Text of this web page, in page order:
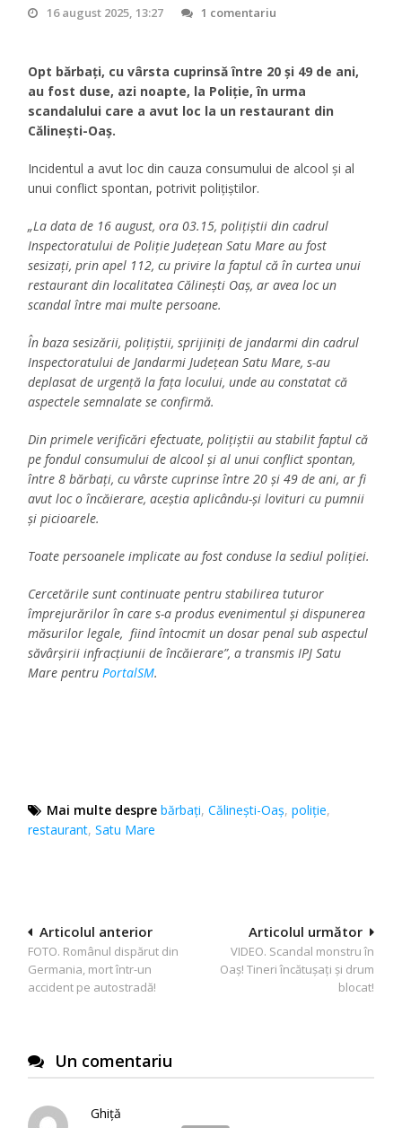
16 august 2025, 13:27 1 comentariu
Opt bărbați, cu vârsta cuprinsă între 20 și 49 de ani,
au fost duse, azi noapte, la Poliție, în urma
scandalului care a avut loc la un restaurant din
Călinești-Oaș.
Incidentul a avut loc din cauza consumului de alcool și al
unui conflict spontan, potrivit polițiștilor.
„La data de 16 august, ora 03.15, polițiștii din cadrul
Inspectoratului de Poliție Județean Satu Mare au fost
sesizați, prin apel 112, cu privire la faptul că în curtea unui
restaurant din localitatea Călinești Oaș, ar avea loc un
scandal între mai multe persoane.
În baza sesizării, polițiștii, sprijiniți de jandarmi din cadrul
Inspectoratului de Jandarmi Județean Satu Mare, s-au
deplasat de urgență la fața locului, unde au constatat că
aspectele semnalate se confirmă.
Din primele verificări efectuate, polițiștii au stabilit faptul că
pe fondul consumului de alcool și al unui conflict spontan,
între 8 bărbați, cu vârste cuprinse între 20 și 49 de ani, ar fi
avut loc o încăierare, aceștia aplicându-și lovituri cu pumnii
și picioarele.
Toate persoanele implicate au fost conduse la sediul poliției.
Cercetările sunt continuate pentru stabilirea tuturor
împrejurărilor în care s-a produs evenimentul și dispunerea
măsurilor legale, fiind întocmit un dosar penal sub aspectul
săvârșirii infracțiunii de încăierare”, a transmis IPJ Satu
Mare pentruPortalSM.
Mai multe despre bărbați,Călinești-Oaș,poliție,
restaurant,Satu Mare
Navigare
în
articole
Articolul următor
VIDEO. Scandal monstru în
Oaș! Tineri încătușați și drum
blocat!
Articolul anterior
FOTO. Românul dispărut din
Germania, mort într-un
accident pe autostradă!
Un comentariu
Ghiță